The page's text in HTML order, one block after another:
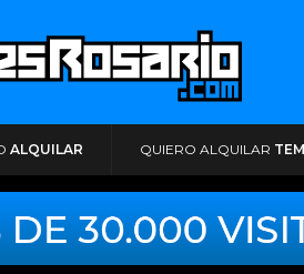
ALQUILAR QUIERO ALQUILAR